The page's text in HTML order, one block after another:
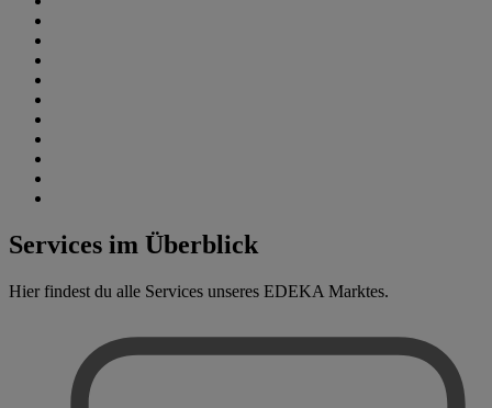
Services im Überblick
Hier findest du alle Services unseres EDEKA Marktes.